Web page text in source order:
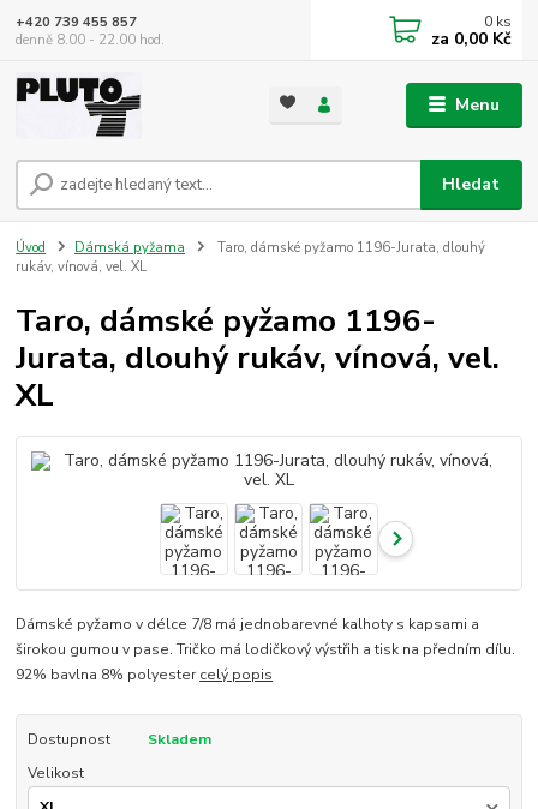
Menu
Hledat
+420 739 455 857
denně 8.00 - 22.00 hod.
0 ks
za 0,00 Kč
Úvod Dámská pyžama
Taro, dámské pyžamo 1196-Jurata, dlouhý
rukáv, vínová, vel. XL
Taro, dámské pyžamo 1196-
Jurata, dlouhý rukáv, vínová, vel.
XL
Dámské pyžamo v délce 7/8 má jednobarevné kalhoty s kapsami a
širokou gumou v pase. Tričko má lodičkový výstřih a tisk na předním dílu.
92% bavlna 8% polyestercelý popis
Dostupnost
Skladem
Velikost